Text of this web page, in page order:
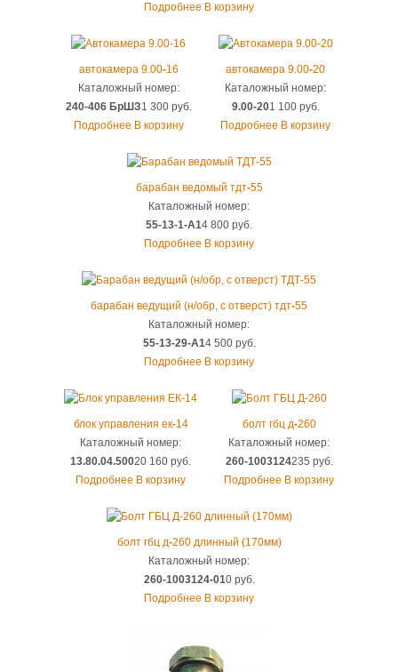
Подробнее В корзину
автокамера 9.00-16
Каталожный номер:
240-406 БрШЗ1 300 руб.
Подробнее В корзину
автокамера 9.00-20
Каталожный номер:
9.00-201 100 руб.
Подробнее В корзину
барабан ведомый тдт-55
Каталожный номер:
55-13-1-А14 800 руб.
Подробнее В корзину
барабан ведущий (н/обр, с отверст) тдт-55
Каталожный номер:
55-13-29-А14 500 руб.
Подробнее В корзину
блок управления ек-14
Каталожный номер:
13.80.04.50020 160 руб.
Подробнее В корзину
болт гбц д-260
Каталожный номер:
260-1003124235 руб.
Подробнее В корзину
болт гбц д-260 длинный (170мм)
Каталожный номер:
260-1003124-010 руб.
Подробнее В корзину